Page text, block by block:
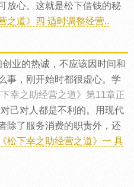
放心。这就是松下借钱的秘
之道》四 适时调整经营..
创业的热诚，不应该因时间和
事，刚开始时都很虚心。学
幸之助经营之道》第11章正
己对人都是不利的。用现代
除了服务消费的职责外，还
松下幸之助经营之道》一 具